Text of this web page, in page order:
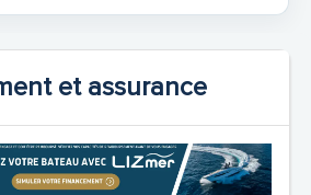
et assurance